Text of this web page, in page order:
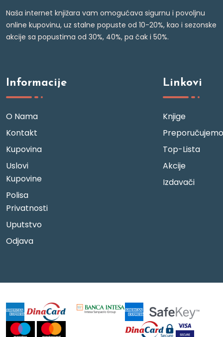
Naša internet knjižara vam omogućava sigurnu i povoljnu
online kupovinu, uz stalne popuste od 10-20%, kao i sezonske
akcije sa popustima od 30%, 40%, pa čak i 50%.
Informacije
O Nama
Kontakt
Kupovina
Uslovi
Kupovine
Polisa
Privatnosti
Uputstvo
Odjava
Linkovi
Knjige
Preporučujemo
Top-Lista
Akcije
Izdavači